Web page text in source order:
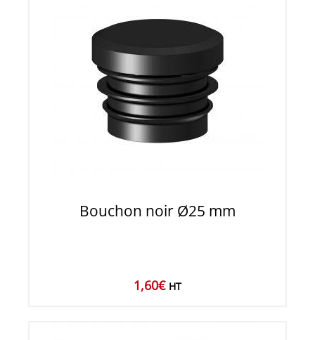
Bouchon noir Ø25 mm
1,60€ HT